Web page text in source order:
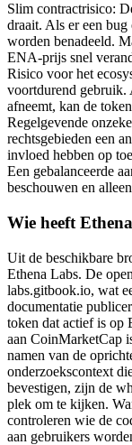
Slim contractrisico:
draait. Als er een
worden benadeeld.
ENA-prijs snel
Risico voor het
voortdurend gebruik.
afneemt, kan de
Regelgevende
rechtsgebieden een
invloed hebben op
Een gebalanceerde
beschouwen en
Wie heeft
Uit de beschikbare
Ethena Labs. De
labs.gitbook.io, wat
documentatie
token dat actief is op
aan CoinMarketCap
namen van de
onderzoekscontext
bevestigen, zijn de
plek om te kijken.
controleren wie de
aan gebruikers